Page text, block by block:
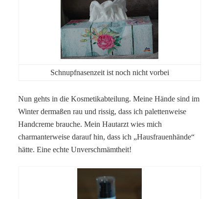
Schnupfnasenzeit ist noch nicht vorbei
Nun gehts in die Kosmetikabteilung. Meine Hände sind im
Winter dermaßen rau und rissig, dass ich palettenweise
Handcreme brauche. Mein Hautarzt wies mich
charmanterweise darauf hin, dass ich „Hausfrauenhände“
hätte. Eine echte Unverschmämtheit!